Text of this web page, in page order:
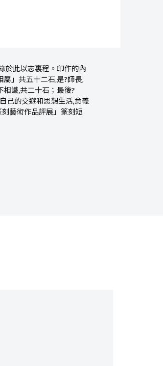
於此以志裏程。印作的內
」共五十二石,是?師長,
識,共二十石；最後?
己的交遊和思想生活,意義
藝術作品評展」篆刻短